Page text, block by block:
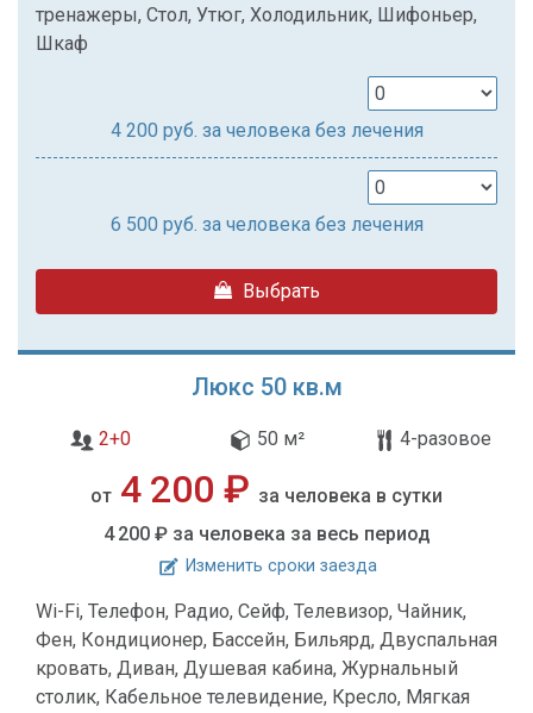
тренажеры, Стол, Утюг, Холодильник, Шифоньер,
Шкаф
4 200 руб. за человека без лечения
6 500 руб. за человека без лечения
Выбрать
Люкс 50 кв.м
2+0 50 м² 4-разовое
от 4 200 ₽ за человека в сутки
4 200 ₽ за человека за весь период
Изменить сроки заезда
Wi-Fi, Телефон, Радио, Сейф, Телевизор, Чайник,
Фен, Кондиционер, Бассейн, Бильярд, Двуспальная
кровать, Диван, Душевая кабина, Журнальный
столик, Кабельное телевидение, Кресло, Мягкая